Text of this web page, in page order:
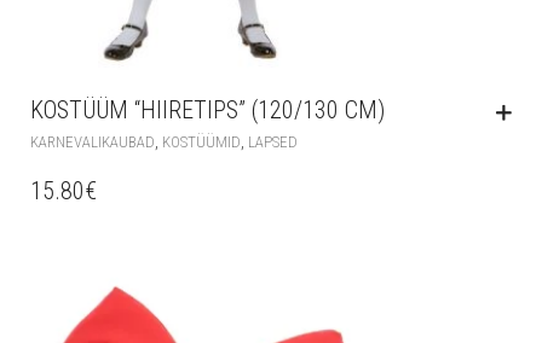
KOSTÜÜM “HIIRETIPS” (120/130 CM)
KARNEVALIKAUBAD KOSTÜÜMID LAPSED
15.80€